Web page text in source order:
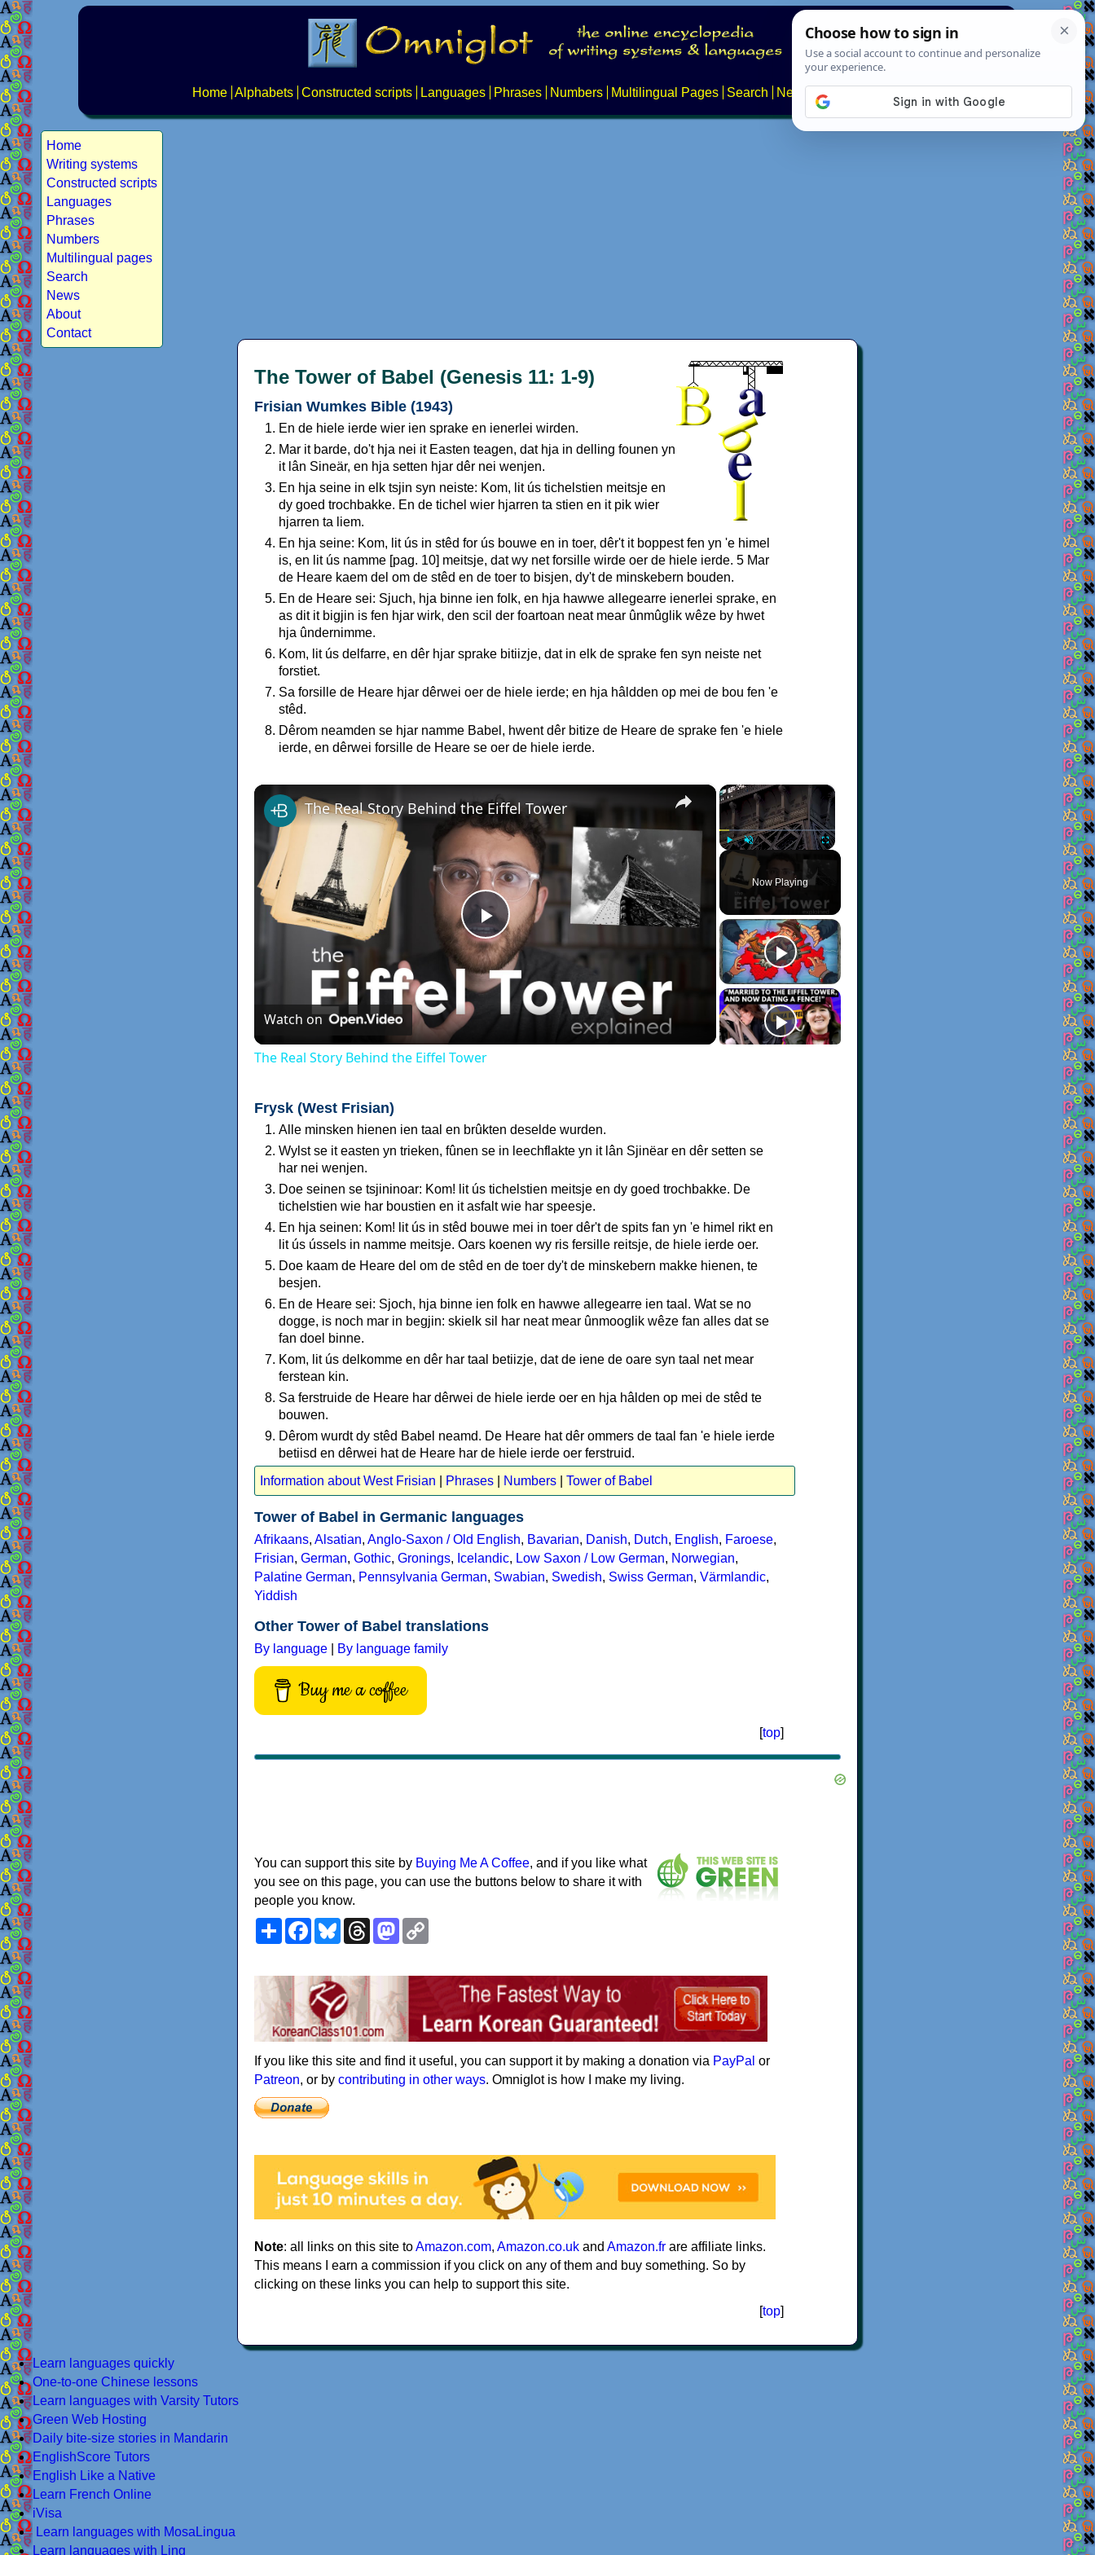
Home Alphabets Constructed scripts Languages Phrases Numbers Multilingual Pages Search News About
Home
Writing systems
Constructed scripts
Languages
Phrases
Numbers
Multilingual pages
Search
News
About
Contact
The Tower of Babel (Genesis 11: 1-9)
Frisian Wumkes Bible (1943)
En de hiele ierde wier ien sprake en ienerlei wirden.
Mar it barde, do't hja nei it Easten teagen, dat hja in delling founen yn
it lân Sineär, en hja setten hjar dêr nei wenjen.
En hja seine in elk tsjin syn neiste: Kom, lit ús tichelstien meitsje en
dy goed trochbakke. En de tichel wier hjarren ta stien en it pik wier
hjarren ta liem.
En hja seine: Kom, lit ús in stêd for ús bouwe en in toer, dêr't it boppest fen yn 'e himel
is, en lit ús namme [pag. 10] meitsje, dat wy net forsille wirde oer de hiele ierde. 5 Mar
de Heare kaem del om de stêd en de toer to bisjen, dy't de minskebern bouden.
En de Heare sei: Sjuch, hja binne ien folk, en hja hawwe allegearre ienerlei sprake, en
as dit it bigjin is fen hjar wirk, den scil der foartoan neat mear ûnmûglik wêze by hwet
hja ûndernimme.
Kom, lit ús delfarre, en dêr hjar sprake bitiizje, dat in elk de sprake fen syn neiste net
forstiet.
Sa forsille de Heare hjar dêrwei oer de hiele ierde; en hja hâldden op mei de bou fen 'e
stêd.
Dêrom neamden se hjar namme Babel, hwent dêr bitize de Heare de sprake fen 'e hiele
ierde, en dêrwei forsille de Heare se oer de hiele ierde.
×
Unmute Fullscreen
Now Playing
×
Play
Video
The Real Story Behind the Eiffel Tower
Watch on
The Real Story Behind the Eiffel Tower
Frysk (West Frisian)
Alle minsken hienen ien taal en brûkten deselde wurden.
Wylst se it easten yn trieken, fûnen se in leechflakte yn it lân Sjinëar en dêr setten se
har nei wenjen.
Doe seinen se tsjininoar: Kom! lit ús tichelstien meitsje en dy goed trochbakke. De
tichelstien wie har boustien en it asfalt wie har speesje.
En hja seinen: Kom! lit ús in stêd bouwe mei in toer dêr't de spits fan yn 'e himel rikt en
lit ús ússels in namme meitsje. Oars koenen wy ris fersille reitsje, de hiele ierde oer.
Doe kaam de Heare del om de stêd en de toer dy't de minskebern makke hienen, te
besjen.
En de Heare sei: Sjoch, hja binne ien folk en hawwe allegearre ien taal. Wat se no
dogge, is noch mar in begjin: skielk sil har neat mear ûnmooglik wêze fan alles dat se
fan doel binne.
Kom, lit ús delkomme en dêr har taal betiizje, dat de iene de oare syn taal net mear
ferstean kin.
Sa ferstruide de Heare har dêrwei de hiele ierde oer en hja hâlden op mei de stêd te
bouwen.
Dêrom wurdt dy stêd Babel neamd. De Heare hat dêr ommers de taal fan 'e hiele ierde
betiisd en dêrwei hat de Heare har de hiele ierde oer ferstruid.
Information about West Frisian
Phrases Numbers Tower of Babel
Tower of Babel in Germanic languages
Afrikaans, Alsatian, Anglo-Saxon / Old English, Bavarian, Danish, Dutch, English, Faroese,
Frisian, German, Gothic, Gronings, Icelandic, Low Saxon / Low German, Norwegian,
Palatine German, Pennsylvania German, Swabian, Swedish, Swiss German, Värmlandic,
Yiddish
Other Tower of Babel translations
By language By language family
Buy me a coffee
[top]
You can support this site by Buying Me A Coffee, and if you like what
you see on this page, you can use the buttons below to share it with
people you know.
ShareFacebookBlueskyThreadsMastodon
If you like this site and find it useful, you can support it by making a donation via PayPal or
Patreon, or by contributing in other ways. Omniglot is how I make my living.
Note: all links on this site toAmazon.com, Amazon.co.uk and Amazon.fr are affiliate links.
This means I earn a commission if you click on any of them and buy something. So by
clicking on these links you can help to support this site.
[top]
Learn languages quickly
One-to-one Chinese lessons
Learn languages with Varsity Tutors
Green Web Hosting
Daily bite-size stories in Mandarin
EnglishScore Tutors
English Like a Native
Learn French Online
iVisa
Learn languages with MosaLingua
Learn languages with Ling